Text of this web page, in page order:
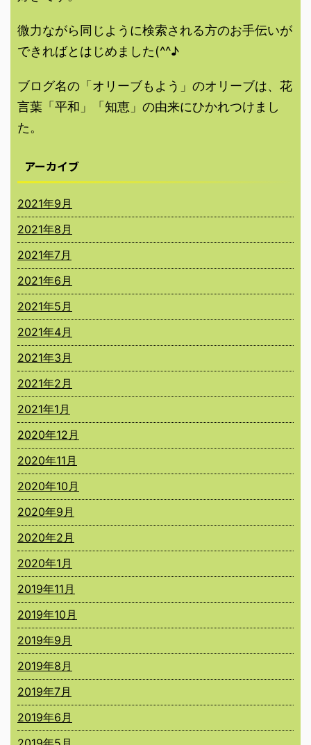
微力ながら同じように検索される方のお手伝いが
できればとはじめました(^^♪
ブログ名の「オリーブもよう」のオリーブは、花
言葉「平和」「知恵」の由来にひかれつけまし
た。
アーカイブ
2021年9月
2021年8月
2021年7月
2021年6月
2021年5月
2021年4月
2021年3月
2021年2月
2021年1月
2020年12月
2020年11月
2020年10月
2020年9月
2020年2月
2020年1月
2019年11月
2019年10月
2019年9月
2019年8月
2019年7月
2019年6月